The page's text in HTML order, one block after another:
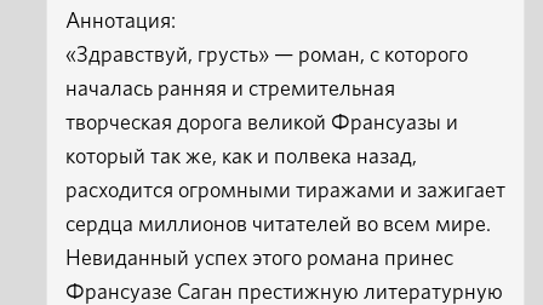
Аннотация:
«Здравствуй, грусть» — роман, с которого
началась ранняя и стремительная
творческая дорога великой Франсуазы и
который так же, как и полвека назад,
расходится огромными тиражами и зажигает
сердца миллионов читателей во всем мире.
Невиданный успех этого романа принес
Франсуазе Саган престижную литературную